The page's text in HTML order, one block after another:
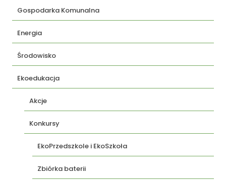
Gospodarka Komunalna
Energia
Środowisko
Ekoedukacja
Akcje
Konkursy
EkoPrzedszkole i EkoSzkoła
Zbiórka baterii